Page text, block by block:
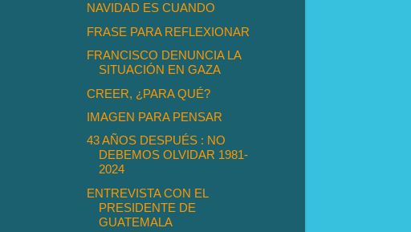
NAVIDAD ES CUANDO
FRASE PARA REFLEXIONAR
FRANCISCO DENUNCIA LA
SITUACIÓN EN GAZA
CREER, ¿PARA QUÉ?
IMAGEN PARA PENSAR
43 AÑOS DESPUÉS : NO
DEBEMOS OLVIDAR 1981-
2024
ENTREVISTA CON EL
PRESIDENTE DE
GUATEMALA